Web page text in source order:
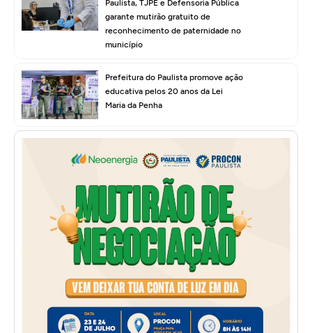
Paulista, TJPE e Defensoria Pública
garante mutirão gratuito de
reconhecimento de paternidade no
município
Prefeitura do Paulista promove ação
educativa pelos 20 anos da Lei
Maria da Penha